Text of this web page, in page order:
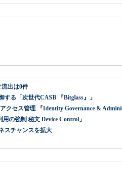
出は0件
る「次世代CASB 『Bitglass』」
セス管理 『Identity Governance &
の強制 秘文 Device Control」
スチャンスを拡大